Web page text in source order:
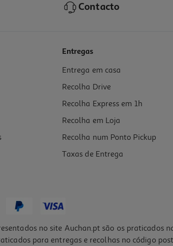
Contacto
Entregas
Entrega em casa
Recolha Drive
Recolha Express em 1h
Recolha em Loja
Recolha num Ponto Pickup
Taxas de Entrega
no site Auchan.pt são os praticados
para entregas e recolhas no código